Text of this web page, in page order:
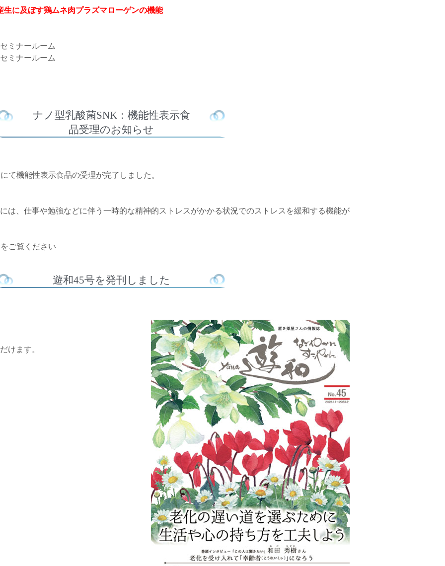
生に及ぼす鶏ムネ肉プラズマローゲンの機能
セミナールーム
セミナールーム
ナノ型乳酸菌SNK：機能性表示食
品受理のお知らせ
て機能性表示食品の受理が完了しました。
は、仕事や勉強などに伴う一時的な精神的ストレスがかかる状況でのストレスを緩和する機能が
をご覧ください
遊和45号を発刊しました
けます。